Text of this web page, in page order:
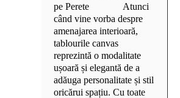
pe Perete Atunci
când vine vorba despre
amenajarea interioară,
tablourile canvas
reprezintă o modalitate
ușoară și elegantă de a
adăuga personalitate și stil
oricărui spațiu. Cu toate